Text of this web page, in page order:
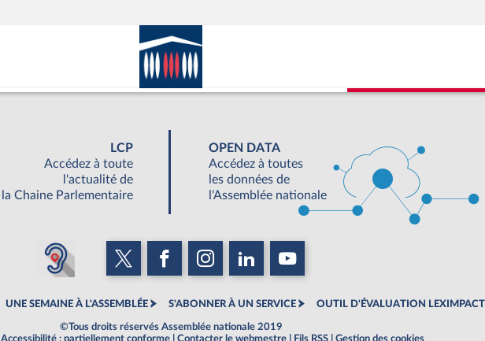
LCP
Accédez à toute
l'actualité de
la Chaine Parlementaire
OPEN DATA
Accédez à toutes
les données de
l'Assemblée nationale
UNE SEMAINE À L'ASSEMBLÉE S'ABONNER À UN SERVICE OUTIL D'ÉVALUATION LEXIMPACT
©Tous droits réservés Assemblée nationale 2019
Accessibilité : partiellement conforme Contacter le webmestre Fils RSS Gestion des cookies